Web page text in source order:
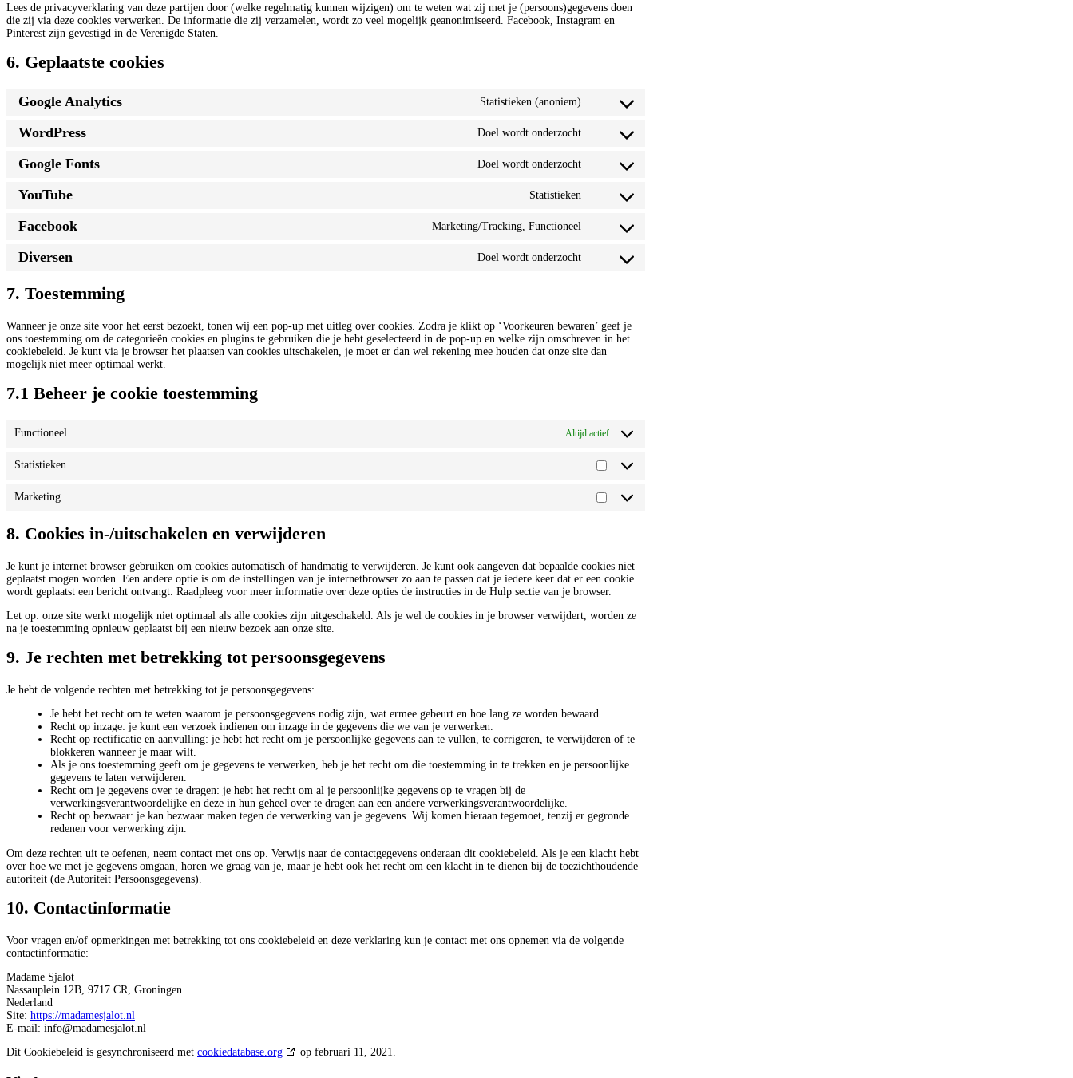
Lees de privacyverklaring van deze partijen door (welke regelmatig kunnen wijzigen) om te weten wat zij met je (persoons)gegevens doen
die zij via deze cookies verwerken. De informatie die zij verzamelen, wordt zo veel mogelijk geanonimiseerd. Facebook, Instagram en
Pinterest zijn gevestigd in de Verenigde Staten.
6. Geplaatste cookies
Google Analytics Statistieken (anoniem)
Consent
service
WordPress Doel wordt onderzocht
Consent
service
Google Fonts Doel wordt onderzocht
Consent
service
YouTube Statistieken
Consent
service
Facebook Marketing/Tracking, Functioneel
Consent
service
Diversen Doel wordt onderzocht
Consent
7. Toestemming
Wanneer je onze site voor het eerst bezoekt, tonen wij een pop-up met uitleg over cookies. Zodra je klikt op ‘Voorkeuren bewaren’ geef je
ons toestemming om de categorieën cookies en plugins te gebruiken die je hebt geselecteerd in de pop-up en welke zijn omschreven in het
cookiebeleid. Je kunt via je browser het plaatsen van cookies uitschakelen, je moet er dan wel rekening mee houden dat onze site dan
mogelijk niet meer optimaal werkt.
7.1 Beheer je cookie toestemming
Functioneel Altijd actief
Statistieken Statistieken
Marketing Marketing
8. Cookies in-/uitschakelen en verwijderen
Je kunt je internet browser gebruiken om cookies automatisch of handmatig te verwijderen. Je kunt ook aangeven dat bepaalde cookies niet
geplaatst mogen worden. Een andere optie is om de instellingen van je internetbrowser zo aan te passen dat je iedere keer dat er een cookie
wordt geplaatst een bericht ontvangt. Raadpleeg voor meer informatie over deze opties de instructies in de Hulp sectie van je browser.
Let op: onze site werkt mogelijk niet optimaal als alle cookies zijn uitgeschakeld. Als je wel de cookies in je browser verwijdert, worden ze
na je toestemming opnieuw geplaatst bij een nieuw bezoek aan onze site.
9. Je rechten met betrekking tot persoonsgegevens
Je hebt de volgende rechten met betrekking tot je persoonsgegevens:
Je hebt het recht om te weten waarom je persoonsgegevens nodig zijn, wat ermee gebeurt en hoe lang ze worden bewaard.
Recht op inzage: je kunt een verzoek indienen om inzage in de gegevens die we van je verwerken.
Recht op rectificatie en aanvulling: je hebt het recht om je persoonlijke gegevens aan te vullen, te corrigeren, te verwijderen of te
blokkeren wanneer je maar wilt.
Als je ons toestemming geeft om je gegevens te verwerken, heb je het recht om die toestemming in te trekken en je persoonlijke
gegevens te laten verwijderen.
Recht om je gegevens over te dragen: je hebt het recht om al je persoonlijke gegevens op te vragen bij de
verwerkingsverantwoordelijke en deze in hun geheel over te dragen aan een andere verwerkingsverantwoordelijke.
Recht op bezwaar: je kan bezwaar maken tegen de verwerking van je gegevens. Wij komen hieraan tegemoet, tenzij er gegronde
redenen voor verwerking zijn.
Om deze rechten uit te oefenen, neem contact met ons op. Verwijs naar de contactgegevens onderaan dit cookiebeleid. Als je een klacht hebt
over hoe we met je gegevens omgaan, horen we graag van je, maar je hebt ook het recht om een klacht in te dienen bij de toezichthoudende
autoriteit (de Autoriteit Persoonsgegevens).
10. Contactinformatie
Voor vragen en/of opmerkingen met betrekking tot ons cookiebeleid en deze verklaring kun je contact met ons opnemen via de volgende
contactinformatie:
Madame Sjalot
Nassauplein 12B, 9717 CR, Groningen
Nederland
Site: https://madamesjalot.nl
E-mail: info@madamesjalot.nl
Dit Cookiebeleid is gesynchroniseerd met cookiedatabase.org op februari 11, 2021.